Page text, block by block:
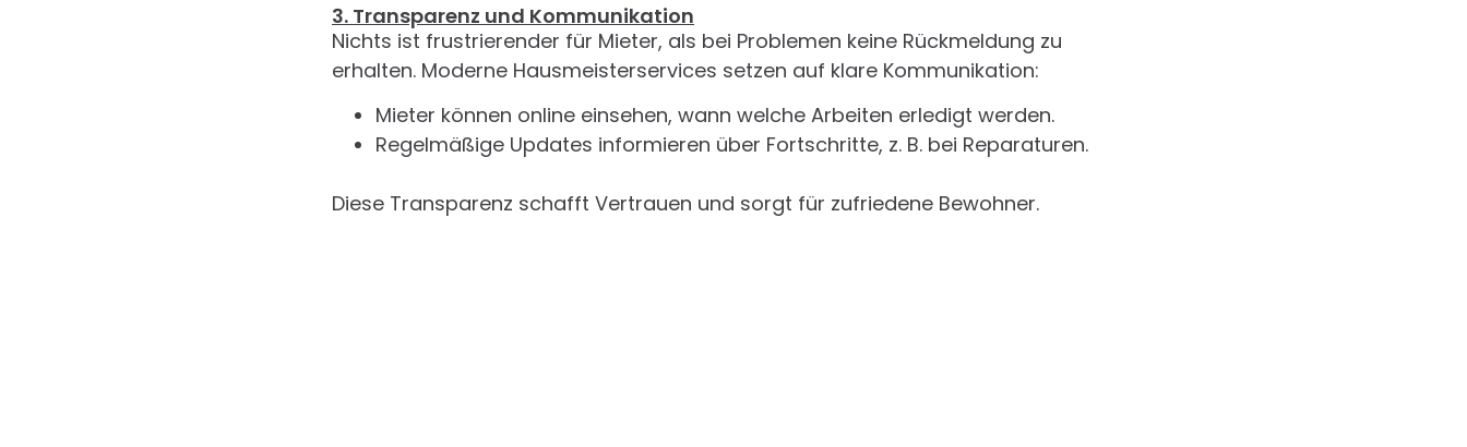
3. Transparenz und Kommunikation
Nichts ist frustrierender für Mieter, als bei Problemen keine Rückmeldung zu
erhalten. Moderne Hausmeisterservices setzen auf klare Kommunikation:
Mieter können online einsehen, wann welche Arbeiten erledigt werden.
Regelmäßige Updates informieren über Fortschritte, z. B. bei Reparaturen.
Diese Transparenz schafft Vertrauen und sorgt für zufriedene Bewohner.